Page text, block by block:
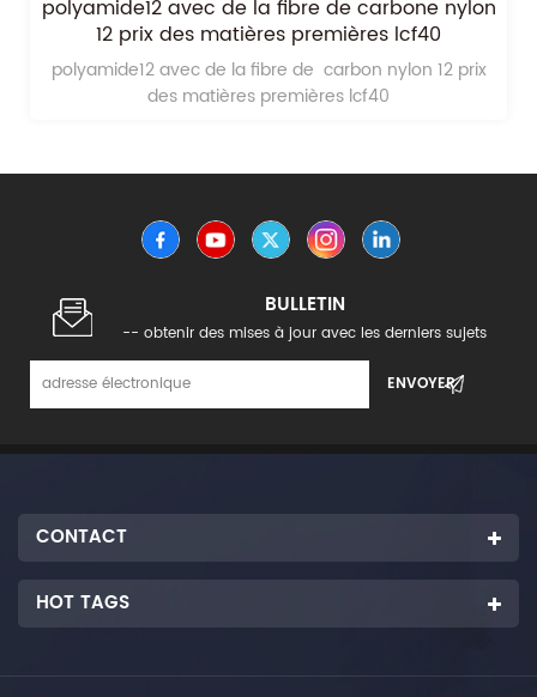
polyamide12 avec de la fibre de carbone nylon
12 prix des matières premières lcf40
polyamide12 avec de la fibre de carbon nylon 12 prix
des matières premières lcf40
BULLETIN
-- obtenir des mises à jour avec les derniers sujets
CONTACT
HOT TAGS